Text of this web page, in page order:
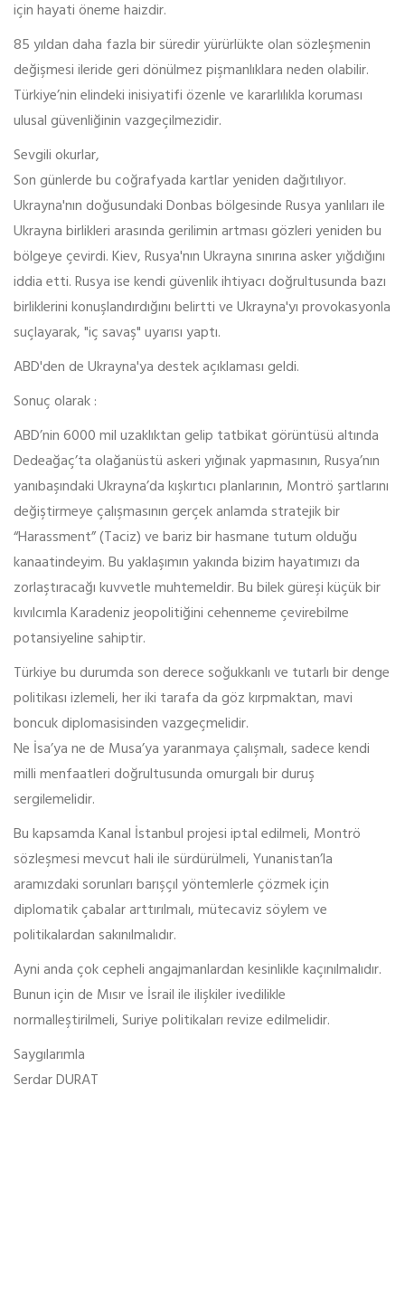
için hayati öneme haizdir.
85 yıldan daha fazla bir süredir yürürlükte olan sözleşmenin
değişmesi ileride geri dönülmez pişmanlıklara neden olabilir.
Türkiye’nin elindeki inisiyatifi özenle ve kararlılıkla koruması
ulusal güvenliğinin vazgeçilmezidir.
Sevgili okurlar,
Son günlerde bu coğrafyada kartlar yeniden dağıtılıyor.
Ukrayna'nın doğusundaki Donbas bölgesinde Rusya yanlıları ile
Ukrayna birlikleri arasında gerilimin artması gözleri yeniden bu
bölgeye çevirdi. Kiev, Rusya'nın Ukrayna sınırına asker yığdığını
iddia etti. Rusya ise kendi güvenlik ihtiyacı doğrultusunda bazı
birliklerini konuşlandırdığını belirtti ve Ukrayna'yı provokasyonla
suçlayarak, "iç savaş" uyarısı yaptı.
ABD'den de Ukrayna'ya destek açıklaması geldi.
Sonuç olarak :
ABD’nin 6000 mil uzaklıktan gelip tatbikat görüntüsü altında
Dedeağaç’ta olağanüstü askeri yığınak yapmasının, Rusya’nın
yanıbaşındaki Ukrayna’da kışkırtıcı planlarının, Montrö şartlarını
değiştirmeye çalışmasının gerçek anlamda stratejik bir
“Harassment” (Taciz) ve bariz bir hasmane tutum olduğu
kanaatindeyim. Bu yaklaşımın yakında bizim hayatımızı da
zorlaştıracağı kuvvetle muhtemeldir. Bu bilek güreşi küçük bir
kıvılcımla Karadeniz jeopolitiğini cehenneme çevirebilme
potansiyeline sahiptir.
Türkiye bu durumda son derece soğukkanlı ve tutarlı bir denge
politikası izlemeli, her iki tarafa da göz kırpmaktan, mavi
boncuk diplomasisinden vazgeçmelidir.
Ne İsa’ya ne de Musa’ya yaranmaya çalışmalı, sadece kendi
milli menfaatleri doğrultusunda omurgalı bir duruş
sergilemelidir.
Bu kapsamda Kanal İstanbul projesi iptal edilmeli, Montrö
sözleşmesi mevcut hali ile sürdürülmeli, Yunanistan’la
aramızdaki sorunları barışçıl yöntemlerle çözmek için
diplomatik çabalar arttırılmalı, mütecaviz söylem ve
politikalardan sakınılmalıdır.
Ayni anda çok cepheli angajmanlardan kesinlikle kaçınılmalıdır.
Bunun için de Mısır ve İsrail ile ilişkiler ivedilikle
normalleştirilmeli, Suriye politikaları revize edilmelidir.
Saygılarımla
Serdar DURAT